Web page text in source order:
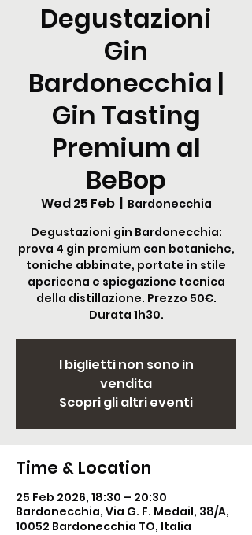
Degustazioni
Gin
Bardonecchia |
Gin Tasting
Premium al
BeBop
Wed 25 Feb
  |
Bardonecchia
Degustazioni gin Bardonecchia:
prova 4 gin premium con botaniche,
toniche abbinate, portate in stile
apericena e spiegazione tecnica
della distillazione. Prezzo 50€.
Durata 1h30.
I biglietti non sono in
vendita
Scopri gli altri eventi
Time & Location
25 Feb 2026, 18:30 – 20:30
Bardonecchia, Via G. F. Medail, 38/A,
10052 Bardonecchia TO, Italia